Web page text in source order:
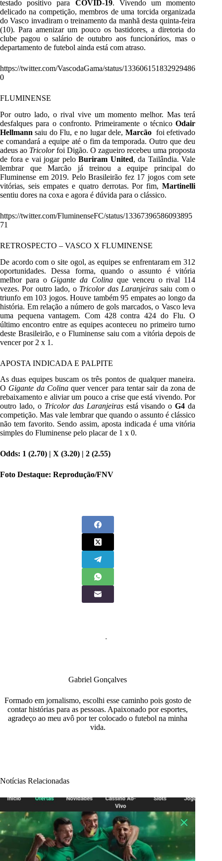
testado positivo para COVID-19. Vivendo um momento
delicado na competição, membros de uma torcida organizada
do Vasco invadiram o treinamento da manhã desta quinta-feira
(10). Para amenizar um pouco os bastidores, a diretoria do
clube pagou o salário de outubro aos funcionários, mas o
departamento de futebol ainda está com atraso.
https://twitter.com/VascodaGama/status/133606151832929486
0
FLUMINENSE
Por outro lado, o rival vive um momento melhor. Mas terá
desfalques para o confronto. Primeiramente o técnicoOdair
Hellmann saiu do Flu, e no lugar dele, Marcãofoi efetivado
e comandará a equipe até o fim da temporada. Outro que deu
adeus ao Tricolorfoi Digão. O zagueiro recebeu uma proposta
de fora e vai jogar peloBuriram United, da Tailândia. Vale
lembrar que Marcão já treinou a equipe principal do
Fluminense em 2019. Pelo Brasileirão fez 17 jogos com sete
vitórias, seis empates e quatro derrotas. Por fim,Martinelli
sentiu dores na coxa e agora é dúvida para o clássico.
https://twitter.com/FluminenseFC/status/13367396586093895
71
RETROSPECTO – VASCO X FLUMINENSE
De acordo com o site ogol, as equipes se enfrentaram em 312
oportunidades. Dessa forma, quando o assunto é vitória
melhor para o Gigante da Colina que venceu o rival 114
vezes. Por outro lado, o Tricolor das Laranjeirassaiu com o
triunfo em 103 jogos. Houve também 95 empates ao longo da
história. Em relação a número de gols marcados, o Vasco leva
uma pequena vantagem. Com 428 contra 424 do Flu. O
último encontro entre as equipes aconteceu no primeiro turno
deste Brasileirão, e o Fluminense saiu com a vitória depois de
vencer por 2 x 1.
APOSTA INDICADA E PALPITE
As duas equipes buscam os três pontos de qualquer maneira.
O Gigante da Colinaquer vencer para tentar sair da zona de
rebaixamento e aliviar um pouco a crise que está vivendo. Por
outro lado, o Tricolor das Laranjeirasestá visando oG4 da
competição. Mas vale lembrar que quando o assunto é clássico
não tem favorito. Sendo assim, aposta indicada é uma vitória
simples do Fluminense pelo placar de 1 x 0.
Odds: 1 (2.70) | X (3.20) | 2 (2.55)
Foto Destaque: Reprodução/FNV
Gabriel Gonçalves
Formado em jornalismo, escolhi esse caminho pois gosto de
contar histórias para as pessoas. Apaixonado por esportes,
agradeço ao meu avô por ter colocado o futebol na minha
vida.
Notícias Relacionadas